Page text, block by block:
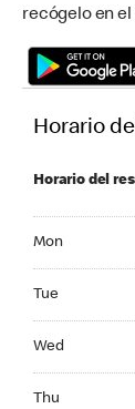
recógelo en
Horario
Horario del
Mon
Tue
Wed
Thu